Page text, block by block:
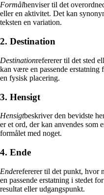
Formålhenviser til det
eller en aktivitet. Det kan
teksten en variation.
2. Destination
Destinationrefererer til det sted
kan være en passende
en fysisk placering.
3. Hensigt
Hensigtbeskriver den bevidste
er et ord, der kan anvendes
formålet med noget.
4. Ende
Enderefererer til det punkt, hvor
en passende erstatning i stedet
resultat eller udgangspunkt.